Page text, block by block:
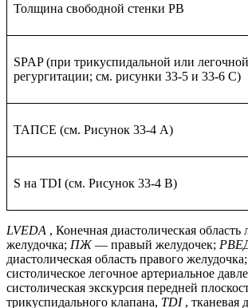
Толщина свободной стенки РВ
SPAP (при трикуспидальной или легочной
регургитации; см. рисунки 33-5 и 33-6 C)
ТАПСЕ (см. Рисунок 33-4 А)
S на TDI (см. Рисунок 33-4 B)
LVEDA , Конечная диастолическая область
желудочка; ПЖ — правый желудочек;
диастолическая область правого желудочка;
систолическое легочное артериальное
систолическая экскурсия передней
трикуспидального клапана, TDI, тканевая